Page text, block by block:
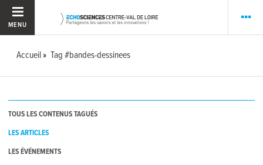
MENU
Accueil Tag #bandes-dessinees
TOUS LES CONTENUS TAGUÉS
LES ARTICLES
LES ÉVÉNEMENTS